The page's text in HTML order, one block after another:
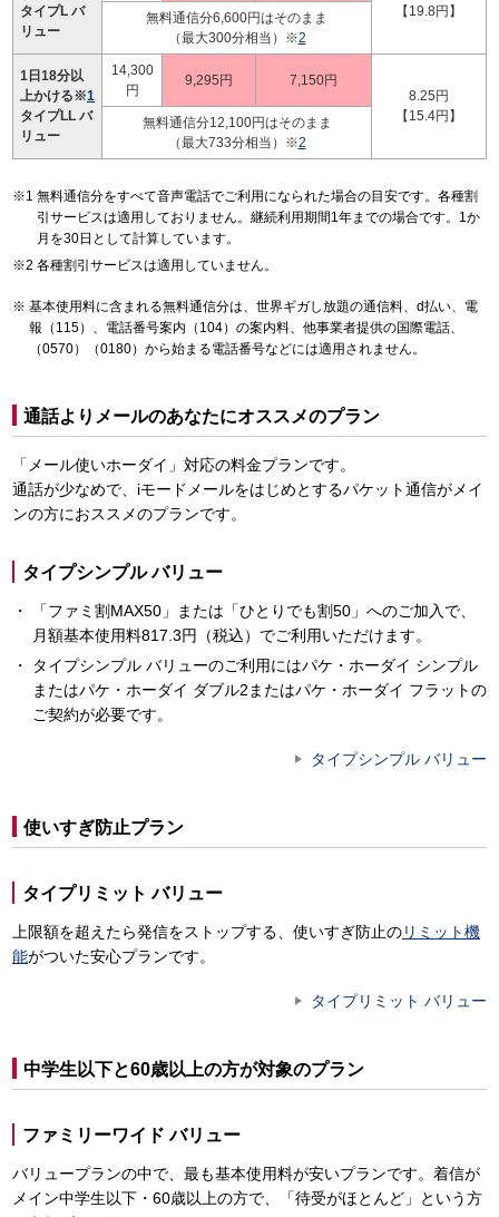
タイプL バ
リュー
【19.8円】
無料通信分6,600円はそのまま
（最大300分相当）※2
1日18分以
上かける※1
タイプLL バ
リュー
14,300
円
9,295円
7,150円
8.25円
【15.4円】
無料通信分12,100円はそのまま
（最大733分相当）※2
無料通信分をすべて音声電話でご利用になられた場合の目安です。各種割
引サービスは適用しておりません。継続利用期間1年までの場合です。1か
月を30日として計算しています。
各種割引サービスは適用していません。
基本使用料に含まれる無料通信分は、世界ギガし放題の通信料、d払い、電
報（115）、電話番号案内（104）の案内料、他事業者提供の国際電話、
（0570）（0180）から始まる電話番号などには適用されません。
通話よりメールのあなたにオススメのプラン
「メール使いホーダイ」対応の料金プランです。
通話が少なめで、iモードメールをはじめとするパケット通信がメイ
ンの方におススメのプランです。
タイプシンプル バリュー
「ファミ割MAX50」または「ひとりでも割50」へのご加入で、
月額基本使用料817.3円（税込）でご利用いただけます。
タイプシンプル バリューのご利用にはパケ・ホーダイ シンプル
またはパケ・ホーダイ ダブル2またはパケ・ホーダイ フラットの
ご契約が必要です。
タイプシンプル バリュー
使いすぎ防止プラン
タイプリミット バリュー
上限額を超えたら発信をストップする、使いすぎ防止のリミット機
能がついた安心プランです。
タイプリミット バリュー
中学生以下と60歳以上の方が対象のプラン
ファミリーワイド バリュー
バリュープランの中で、最も基本使用料が安いプランです。着信が
メイン中学生以下・60歳以上の方で、「待受がほとんど」という方